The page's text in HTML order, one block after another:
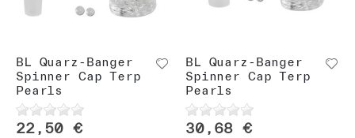
BL Quarz-Banger
Spinner Cap Terp
Pearls
22,50 €
BL Quarz-Banger
Spinner Cap Terp
Pearls
30,68 €